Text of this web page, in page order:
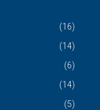
(16)
(14)
(6)
(14)
(5)